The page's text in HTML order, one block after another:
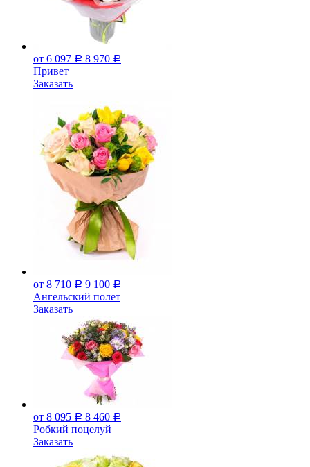
от 6 097 Р 8 970 Р
Привет
Заказать
от 8 710 Р 9 100 Р
Ангельский полет
Заказать
от 8 095 Р 8 460 Р
Робкий поцелуй
Заказать